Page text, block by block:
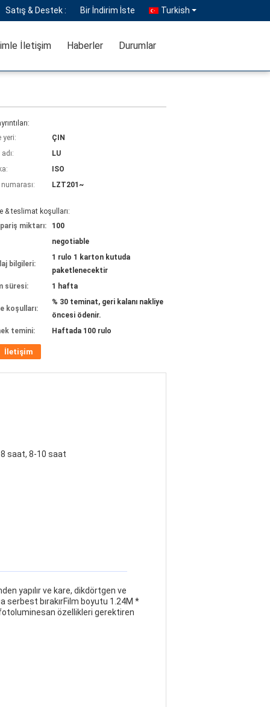
Satış & Destek : Bir İndirim İste Turkish
İletişim Haberler Durumlar
yeri:
ÇIN
LU
ISO
LZT201~
& teslimat koşulları:
miktarı:
100
negotiable
bilgileri:
1 rulo 1 karton kutuda
paketlenecektir
süresi:
1 hafta
koşulları:
% 30 teminat, geri kalanı nakliye
öncesi ödenir.
temini:
Haftada 100 rulo
İletişim
saat, 8-10 saat
yapılır ve kare, dikdörtgen ve
serbest bırakırFilm boyutu 1.24M *
özellikleri gerektiren